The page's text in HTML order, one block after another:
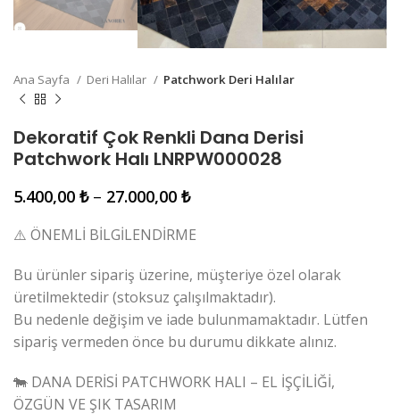
Ana Sayfa Deri Halılar Patchwork Deri Halılar
Dekoratif Çok Renkli Dana Derisi
Patchwork Halı LNRPW000028
5.400,00 ₺ – 27.000,00 ₺
⚠️ ÖNEMLİ BİLGİLENDİRME
Bu ürünler sipariş üzerine, müşteriye özel olarak
üretilmektedir (stoksuz çalışılmaktadır).
Bu nedenle değişim ve iade bulunmamaktadır. Lütfen
sipariş vermeden önce bu durumu dikkate alınız.
🐄 DANA DERİSİ PATCHWORK HALI – EL İŞÇİLİĞİ,
ÖZGÜN VE ŞIK TASARIM